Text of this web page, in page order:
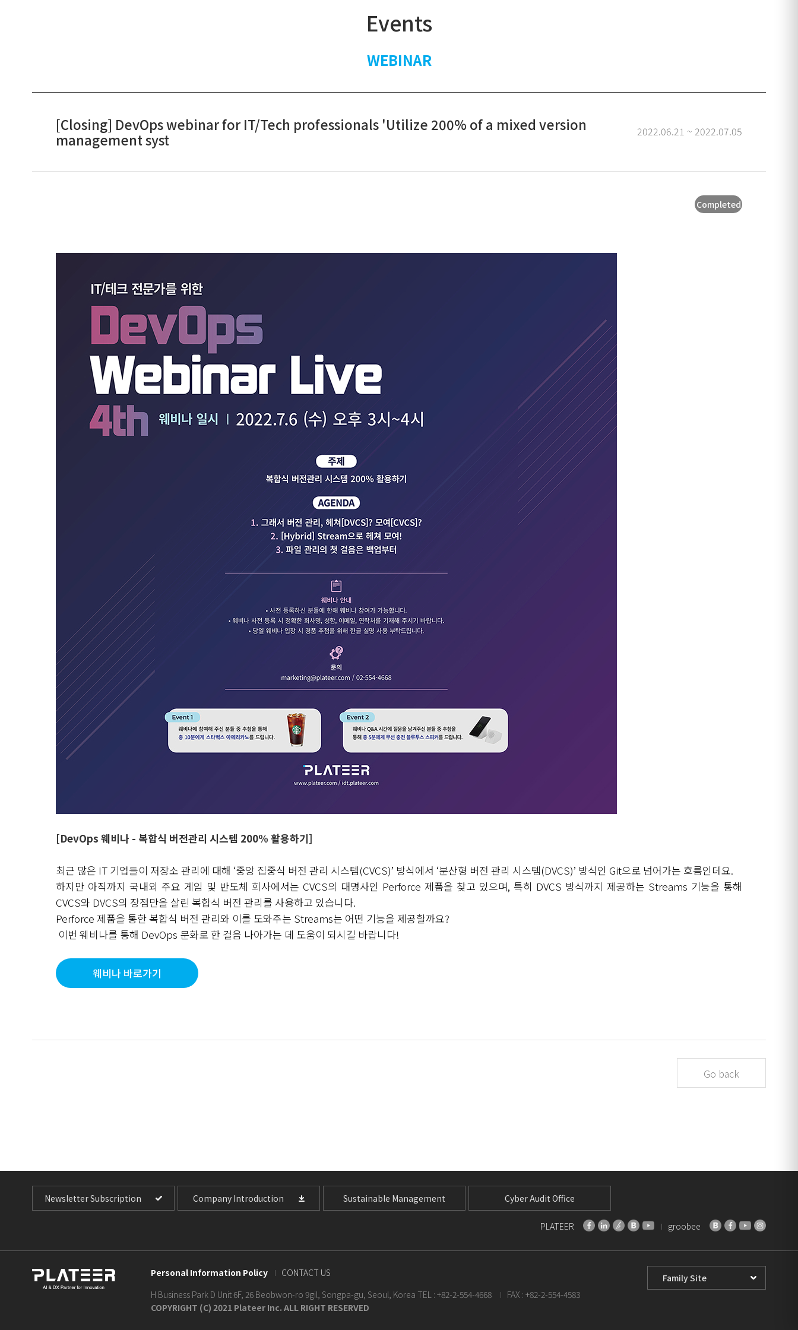
Events
WEBINAR
[Closing] DevOps webinar for IT/Tech professionals 'Utilize 200% of a mixed version
management syst
2022.06.21 ~ 2022.07.05
Completed
[DevOps 웨비나 - 복합식 버전관리 시스템 200% 활용하기]
최근 많은 IT 기업들이 저장소 관리에 대해 ‘중앙 집중식 버전 관리 시스템(CVCS)’ 방식에서 ‘분산형 버전 관리 시스템(DVCS)’ 방식인 Git으로 넘어가는 흐름인데요.
하지만 아직까지 국내외 주요 게임 및 반도체 회사에서는 CVCS의 대명사인 Perforce 제품을 찾고 있으며, 특히 DVCS 방식까지 제공하는 Streams 기능을 통해
CVCS와 DVCS의 장점만을 살린 복합식 버전 관리를 사용하고 있습니다.
Perforce 제품을 통한 복합식 버전 관리와 이를 도와주는 Streams는 어떤 기능을 제공할까요?
이번 웨비나를 통해 DevOps 문화로 한 걸음 나아가는 데 도움이 되시길 바랍니다!
웨비나 바로가기
Go back
Newsletter Subscription Company Introduction Sustainable Management Cyber Audit Office
PLATEER groobee
Personal Information Policy CONTACT US
H Business Park D Unit 6F, 26 Beobwon-ro 9gil, Songpa-gu, Seoul, Korea TEL : +82-2-554-4668
FAX : +82-2-554-4583
COPYRIGHT (C) 2021 Plateer Inc. ALL RIGHT RESERVED